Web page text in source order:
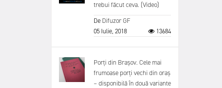
trebui făcut ceva. (Video)
De Difuzor GF
05 Iulie, 2018
13684
Porți din Brașov. Cele mai
frumoase porți vechi din oraș
– disponibilă în două variante